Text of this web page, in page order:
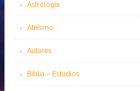
Astrología
Ateísmo
Autores
Biblia – Estudios